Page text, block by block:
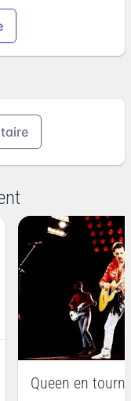
Queen en